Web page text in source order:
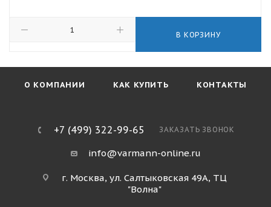
В КОРЗИНУ
О КОМПАНИИ КАК КУПИТЬ КОНТАКТЫ
+7 (499) 322-99-65 ЗАКАЗАТЬ ЗВОНОК
info@varmann-online.ru
г. Москва, ул. Салтыковская 49А, ТЦ
"Волна"